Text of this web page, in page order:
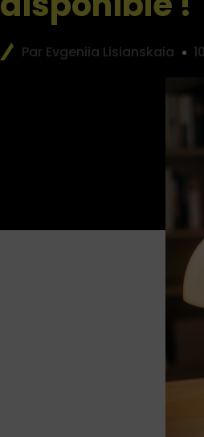
Par Evgeniia Lisianskaia